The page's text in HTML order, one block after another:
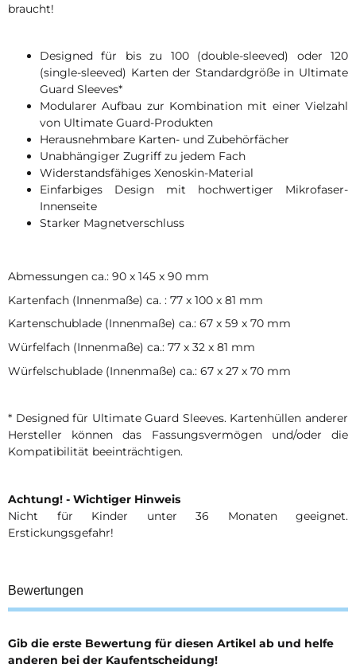
braucht!
Designed für bis zu 100 (double-sleeved) oder 120
(single-sleeved) Karten der Standardgröße in Ultimate
Guard Sleeves*
Modularer Aufbau zur Kombination mit einer Vielzahl
von Ultimate Guard-Produkten
Herausnehmbare Karten- und Zubehörfächer
Unabhängiger Zugriff zu jedem Fach
Widerstandsfähiges Xenoskin-Material
Einfarbiges Design mit hochwertiger Mikrofaser-
Innenseite
Starker Magnetverschluss
Abmessungen ca.: 90 x 145 x 90 mm
Kartenfach (Innenmaße) ca. : 77 x 100 x 81 mm
Kartenschublade (Innenmaße) ca.: 67 x 59 x 70 mm
Würfelfach (Innenmaße) ca.: 77 x 32 x 81 mm
Würfelschublade (Innenmaße) ca.: 67 x 27 x 70 mm
* Designed für Ultimate Guard Sleeves. Kartenhüllen anderer
Hersteller können das Fassungsvermögen und/oder die
Kompatibilität beeinträchtigen.
Achtung! - Wichtiger Hinweis
Nicht für Kinder unter 36 Monaten geeignet.
Erstickungsgefahr!
Bewertungen
Gib die erste Bewertung für diesen Artikel ab und helfe
anderen bei der Kaufentscheidung!